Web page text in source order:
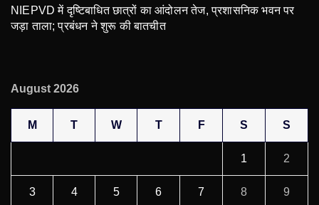
NIEPVD में दृष्टिबाधित छात्रों का आंदोलन तेज, प्रशासनिक भवन पर
जड़ा ताला; प्रबंधन ने शुरू की बातचीत
August 2026
M T W T F S S
1 2
3 4 5 6 7 8 9